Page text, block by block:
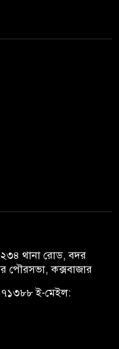
থানা রোড, বদর
পৌরসভা, কক্সবাজার
ই-মেইল: